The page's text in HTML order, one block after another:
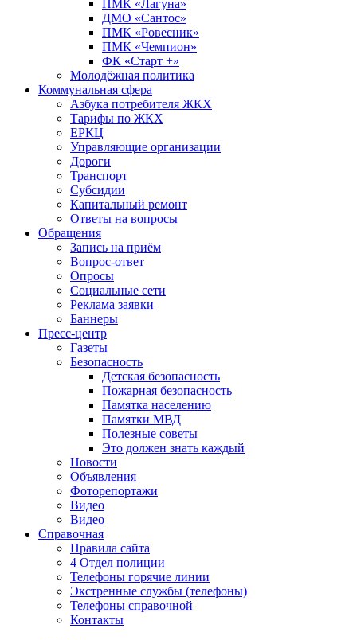
ПМК «Лагуна»
ДМО «Сантос»
ПМК «Ровесник»
ПМК «Чемпион»
ФК «Старт +»
Молодёжная политика
Коммунальная сфера
Азбука потребителя ЖКХ
Тарифы по ЖКХ
ЕРКЦ
Управляющие организации
Дороги
Транспорт
Субсидии
Капитальный ремонт
Ответы на вопросы
Обращения
Запись на приём
Вопрос-ответ
Опросы
Социальные сети
Реклама заявки
Баннеры
Пресс-центр
Газеты
Безопасность
Детская безопасность
Пожарная безопасность
Памятка населению
Памятки МВД
Полезные советы
Это должен знать каждый
Новости
Объявления
Фоторепортажи
Видео
Видео
Справочная
Правила сайта
4 Отдел полиции
Телефоны горячие линии
Экстренные службы (телефоны)
Телефоны справочной
Контакты